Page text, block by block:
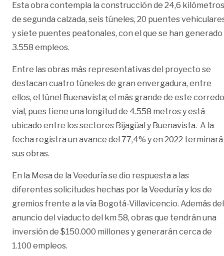
Esta obra contempla la construcción de 24,6 kilómetros
de segunda calzada, seis túneles, 20 puentes
y siete puentes peatonales, con el que se han generado
3.558 empleos.
Entre las obras más representativas del proyecto se
destacan cuatro túneles de gran envergadura, entre
ellos, el túnel Buenavista; el más grande de este
vial, pues tiene una longitud de 4.558 metros y está
ubicado entre los sectores Bijagüal y Buenavista. A la
fecha registra un avance del 77,4% y en 2022 terminará
sus obras.
En la Mesa de la Veeduría se dio respuesta a las
diferentes solicitudes hechas por la Veeduría y los de
gremios frente a la vía Bogotá-Villavicencio. Además del
anuncio del viaducto del km 58, obras que tendrán una
inversión de $150.000 millones y generarán cerca de
1.100 empleos.